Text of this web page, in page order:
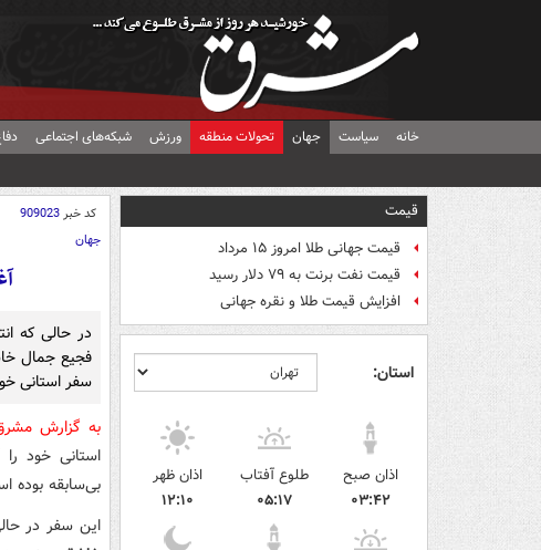
خانه سیاست جهان تحولات منطقه ورزش شبکه‌های اجتماعی
قیمت
قیمت جهانی طلا امروز ۱۵ مرداد
قیمت نفت برنت به ۷۹ دلار رسید
افزایش قیمت طلا و نقره جهانی
استان:
اذان صبح
۰۳:۴۲
طلوع آفتاب
۰۵:۱۷
اذان ظهر
۱۲:۱۰
کد خبر909023
جهان
در حالی که
فجیع جمال
سفر استانی
به گزارش
استانی خود
بی‌سابقه بوده
این سفر در